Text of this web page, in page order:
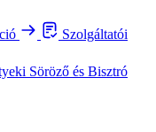
Szolgáltatói
Söröző és Bisztró